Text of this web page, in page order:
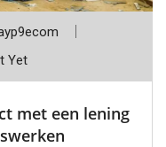
Yet
met een lening